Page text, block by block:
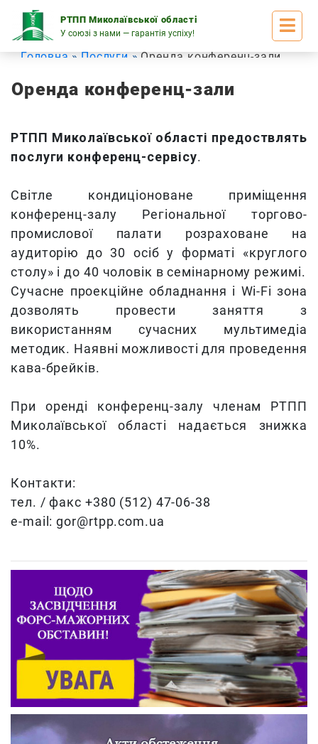
РТПП Миколаївської області
У союзі з нами — гарантія успіху!
content
Головна Послуги Оренда конференц-зали
Оренда конференц-зали
РТПП Миколаївської області предоствлять
послуги конференц-сервісу.
Світле кондиціоноване приміщення
конференц-залу Регіональної торгово-
промислової палати розраховане на
аудиторію до 30 осіб у форматі «круглого
столу» і до 40 чоловік в семінарному режимі.
Сучасне проекційне обладнання і Wi-Fi зона
дозволять провести заняття з
використанням сучасних мультимедіа
методик. Наявні можливості для проведення
кава-брейків.
При оренді конференц-залу членам РТПП
Миколаївської області надається знижка
10%.
Контакти:
тел. / факс +380 (512) 47-06-38
e-mail: gor@rtpp.com.ua